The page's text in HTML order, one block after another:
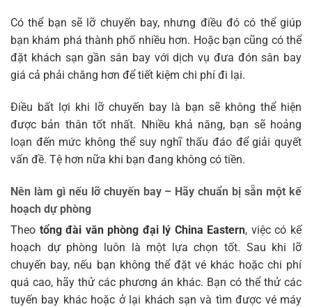
Có thể bạn sẽ lỡ chuyến bay, nhưng điều đó có thể giúp
bạn khám phá thành phố nhiều hơn. Hoặc bạn cũng có thể
đặt khách sạn gần sân bay với dịch vụ đưa đón sân bay
giá cả phải chăng hơn để tiết kiệm chi phí đi lại.
Điều bất lợi khi lỡ chuyến bay là bạn sẽ không thể hiện
được bản thân tốt nhất. Nhiều khả năng, bạn sẽ hoảng
loạn đến mức không thể suy nghĩ thấu đáo để giải quyết
vấn đề. Tệ hơn nữa khi bạn đang không có tiền.
Nên làm gì nếu lỡ chuyến bay – Hãy chuẩn bị sẵn một kế
hoạch dự phòng
Theo tổng đài văn phòng đại lý China Eastern, việc có kế
hoạch dự phòng luôn là một lựa chọn tốt. Sau khi lỡ
chuyến bay, nếu bạn không thể đặt vé khác hoặc chi phí
quá cao, hãy thử các phương án khác. Bạn có thể thử các
tuyến bay khác hoặc ở lại khách sạn và tìm được vé máy